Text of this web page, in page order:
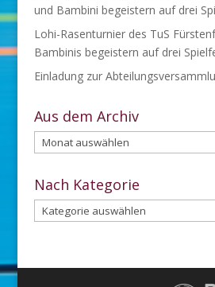
und Bambini begeistern auf drei
Lohi-Rasenturnier des TuS
Bambinis begeistern auf drei
Einladung zur
Aus dem Archiv
Aus
dem
Archiv
Nach Kategorie
Nach
Kategorie